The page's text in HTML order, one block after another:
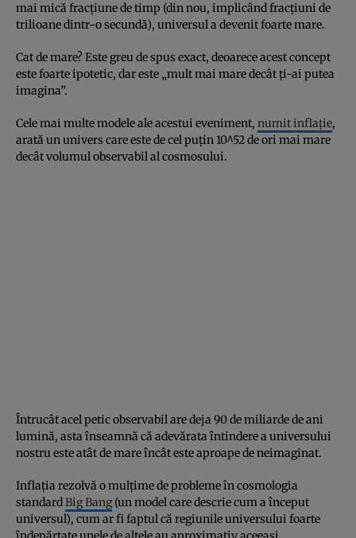
mai mică fracțiune de timp (din nou, implicând fracțiuni de
trilioane dintr-o secundă), universul a devenit foarte mare.
Cat de mare? Este greu de spus exact, deoarece acest concept
este foarte ipotetic, dar este „mult mai mare decât ți-ai putea
imagina”.
Cele mai multe modele ale acestui eveniment, numit inflație,
arată un univers care este de cel puțin 10^52 de ori mai mare
decât volumul observabil al cosmosului.
Întrucât acel petic observabil are deja 90 de miliarde de ani
lumină, asta înseamnă că adevărata întindere a universului
nostru este atât de mare încât este aproape de neimaginat.
Inflația rezolvă o mulțime de probleme în cosmologia
standardBig Bang(un model care descrie cum a început
universul), cum ar fi faptul că regiunile universului foarte